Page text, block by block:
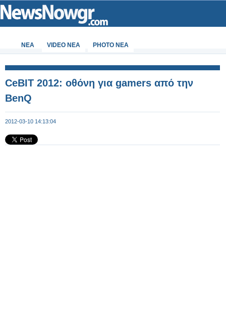
ΝΕΑ VIDEO NEA PHOTO NEA
CeBIT 2012: οθόνη για gamers από την
BenQ
2012-03-10 14:13:04